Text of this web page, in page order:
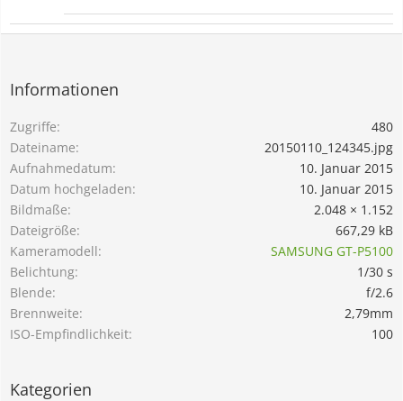
Informationen
Zugriffe
480
Dateiname
20150110_124345.jpg
Aufnahmedatum
10. Januar 2015
Datum hochgeladen
10. Januar 2015
Bildmaße
2.048 × 1.152
Dateigröße
667,29 kB
Kameramodell
SAMSUNG GT-P5100
Belichtung
1/30 s
Blende
f/2.6
Brennweite
2,79mm
ISO-Empfindlichkeit
100
Kategorien